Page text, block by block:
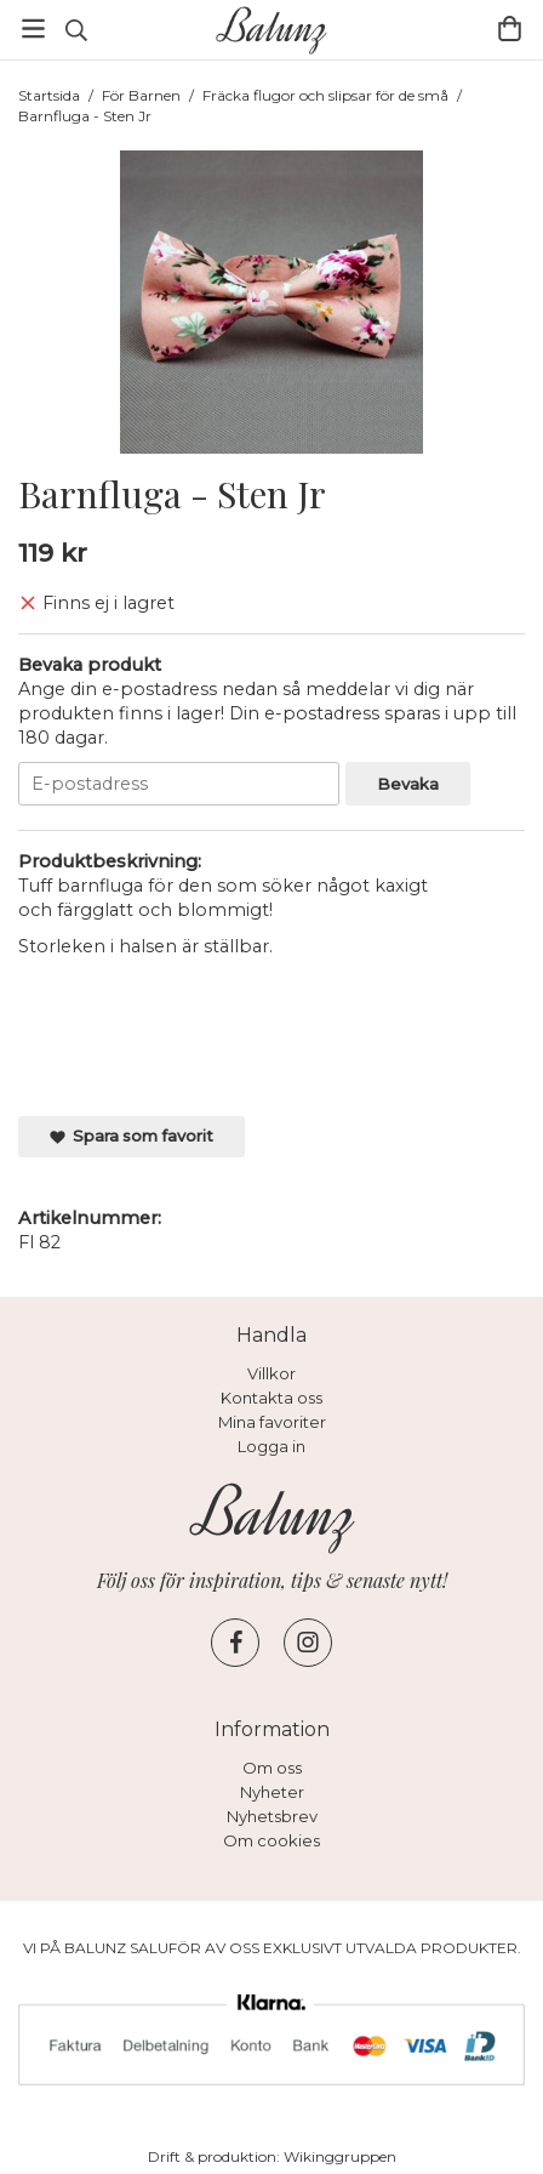
Startsida / För Barnen / Fräcka flugor och slipsar för de små /
Barnfluga - Sten Jr
Barnfluga - Sten Jr
119 kr
Finns ej i lagret
Bevaka produkt
Ange din e-postadress nedan så meddelar vi dig när
produkten finns i lager! Din e-postadress sparas i upp till
180 dagar.
Bevaka
Produktbeskrivning:
Tuff barnfluga för den som söker något kaxigt
och färgglatt och blommigt!
Storleken i halsen är ställbar.
Spara som favorit
Artikelnummer:
Fl 82
Handla
Villkor
Kontakta oss
Mina favoriter
Logga in
Följ oss för inspiration, tips & senaste nytt!
Information
Om oss
Nyheter
Nyhetsbrev
Om cookies
VI PÅ BALUNZ SALUFÖR AV OSS EXKLUSIVT UTVALDA PRODUKTER.
Drift & produktion: Wikinggruppen